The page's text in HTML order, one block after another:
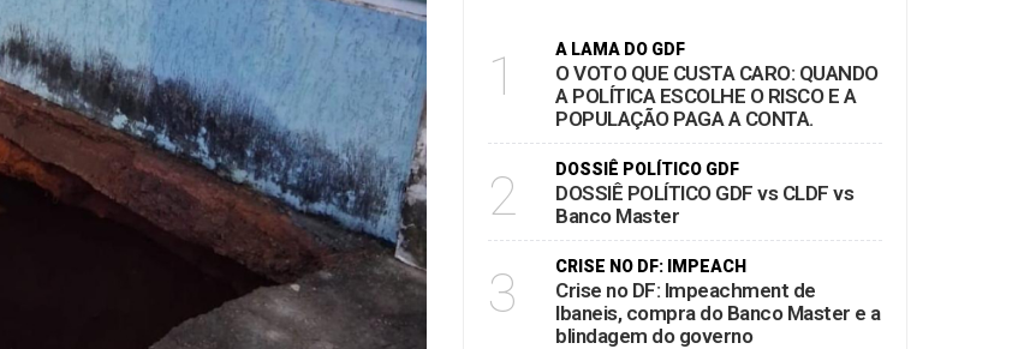
1 A LAMA DO GDF
O VOTO QUE CUSTA CARO: QUANDO
A POLÍTICA ESCOLHE O RISCO E A
POPULAÇÃO PAGA A CONTA.
2 DOSSIÊ POLÍTICO GDF
DOSSIÊ POLÍTICO GDF vs CLDF vs
Banco Master
3 CRISE NO DF: IMPEACH
Crise no DF: Impeachment de
Ibaneis, compra do Banco Master e a
blindagem do governo